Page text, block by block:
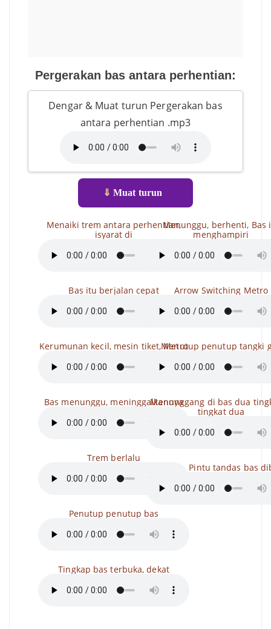
Pergerakan bas antara perhentian:
Dengar & Muat turun Pergerakan bas
antara perhentian .mp3
⇓ Muat turun
Menaiki trem antara perhentian,
isyarat di
Bas itu berjalan cepat
Kerumunan kecil, mesin tiket, Metro
Bas menunggu, meninggalkannya
Trem berlalu
Penutup penutup bas
Tingkap bas terbuka, dekat
Menunggu, berhenti, Bas
menghampiri
Arrow Switching Metro
Menutup penutup tangki
Menunggang di bas dua
tingkat dua
Ditutup, Pintu tandas bas